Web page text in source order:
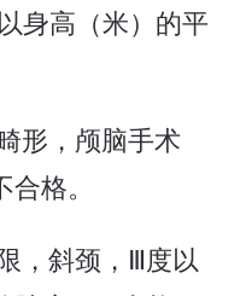
身高（米）的平
形，颅脑手术
格。
，斜颈，Ⅲ度以